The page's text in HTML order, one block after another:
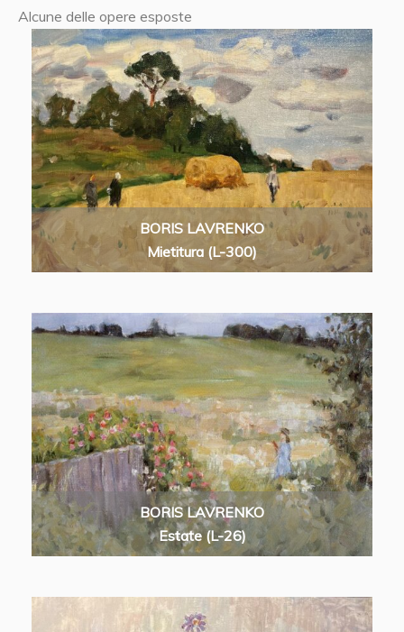
Alcune delle opere esposte
BORIS LAVRENKO
Mietitura (L-300)
BORIS LAVRENKO
Estate (L-26)